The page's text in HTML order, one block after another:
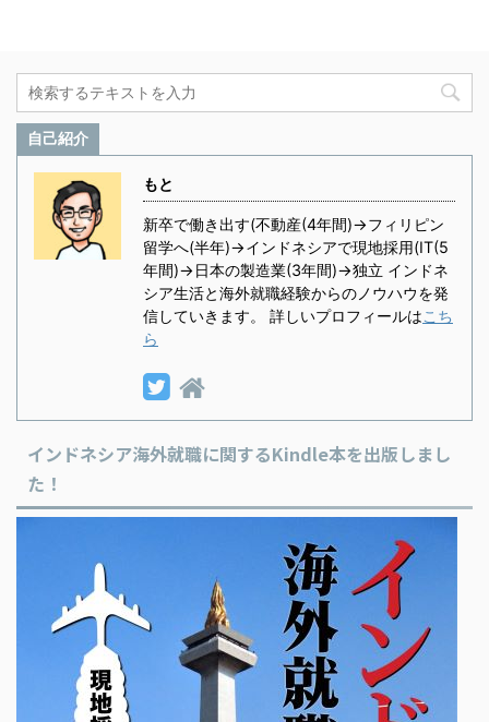
自己紹介
もと
新卒で働き出す(不動産(4年間)→フィリピン
留学へ(半年)→インドネシアで現地採用(IT(5
年間)→日本の製造業(3年間)→独立 インドネ
シア生活と海外就職経験からのノウハウを発
信していきます。 詳しいプロフィールはこち
ら
インドネシア海外就職に関するKindle本を出版しまし
た！